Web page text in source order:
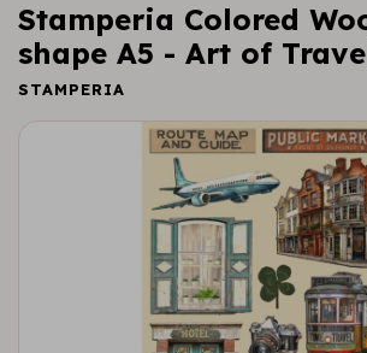
Stamperia Colored
shape A5 - Art of
STAMPERIA